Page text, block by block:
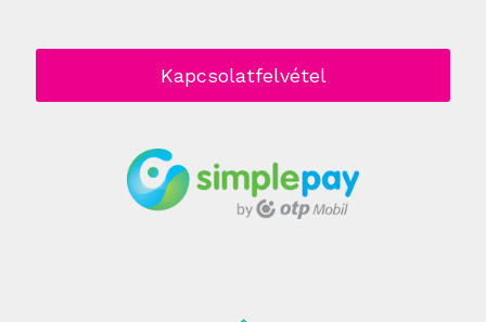
Kapcsolatfelvétel